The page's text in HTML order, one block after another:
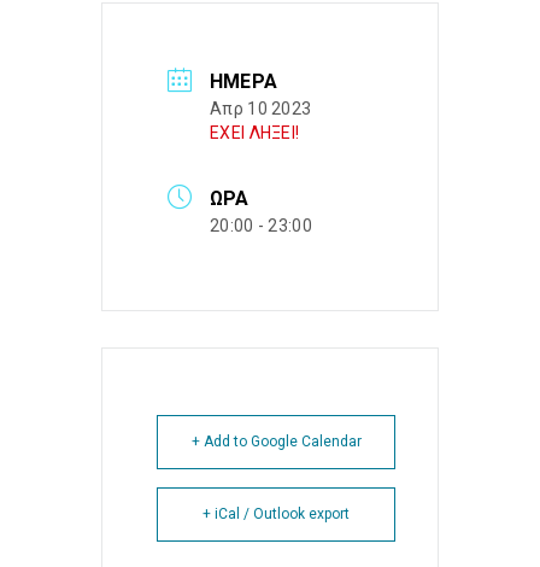
ΗΜΈΡΑ
Απρ 10 2023
ΕΧΕΙ ΛΗΞΕΙ!
ΏΡΑ
20:00 - 23:00
+ Add to Google Calendar
+ iCal / Outlook export